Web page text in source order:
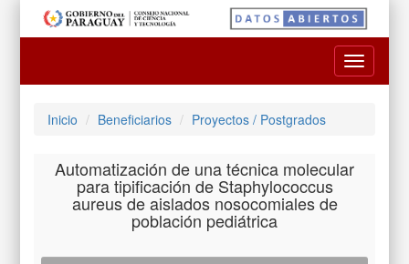
Toggle
Inicio Beneficiarios Proyectos / Postgrados
Automatización de una técnica molecular
para tipificación de Staphylococcus
aureus de aislados nosocomiales de
población pediátrica